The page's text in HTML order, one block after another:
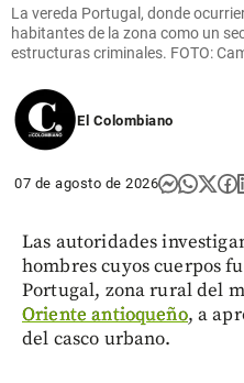
La vereda Portugal, donde
habitantes de la zona como un
estructuras criminales. FOTO:
El Colombiano
07 de agosto de 2026
Las autoridades
hombres cuyos cuerpos
Portugal, zona rural del
Oriente antioqueño, a
del casco urbano.